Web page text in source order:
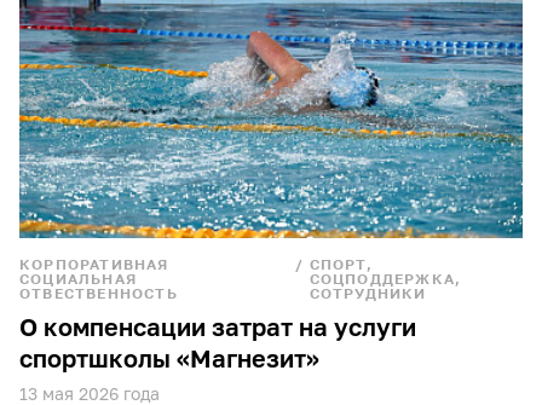
транспорт
материнство
интернат
игра
лекция
деревья
КОРПОРАТИВНАЯ
СОЦИАЛЬНАЯ
ОТВЕСТВЕННОСТЬ
/ СПОРТ,
СОЦПОДДЕРЖКА,
СОТРУДНИКИ
О компенсации затрат на услуги
спортшколы «Магнезит»
13 мая 2026 года